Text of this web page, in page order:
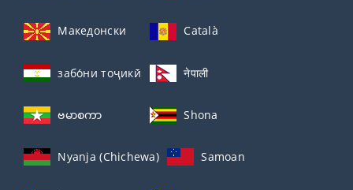
Македонски Català
забо́ни тоҷикӣ́ नेपाली
ဗမာစကာ Shona
Nyanja (Chichewa) Samoan